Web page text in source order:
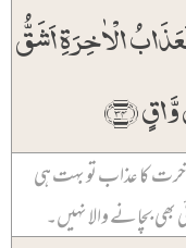
الۡاٰخِرَۃِ اَشَقُّ
﴿۳۴﴾
کا عذاب تو بہت ہی
بچانے والا نہیں۔